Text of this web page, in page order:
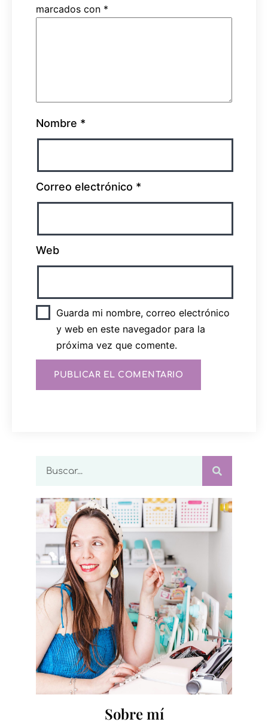
marcados con *
Nombre *
Correo electrónico *
Web
Guarda mi nombre, correo electrónico
y web en este navegador para la
próxima vez que comente.
Sobre mí